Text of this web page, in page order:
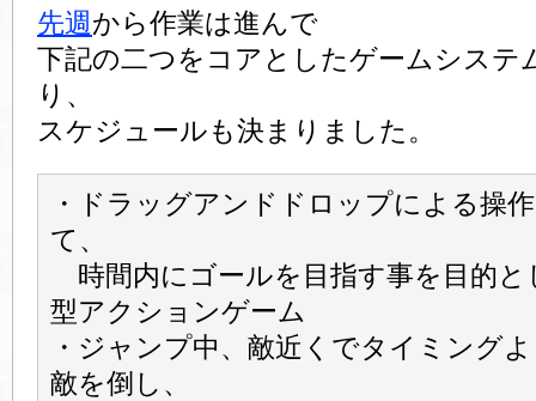
先週から作業は進んで
下記の二つをコアとしたゲームシステ
り、
スケジュールも決まりました。
・ドラッグアンドドロップによる操
て、
時間内にゴールを目指す事を目的
型アクションゲーム
・ジャンプ中、敵近くでタイミング
敵を倒し、